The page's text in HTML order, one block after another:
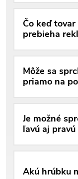
Čo keď
prebieha
Môže sa
priamo na
Je možné
ľavú aj
Akú hrúbku